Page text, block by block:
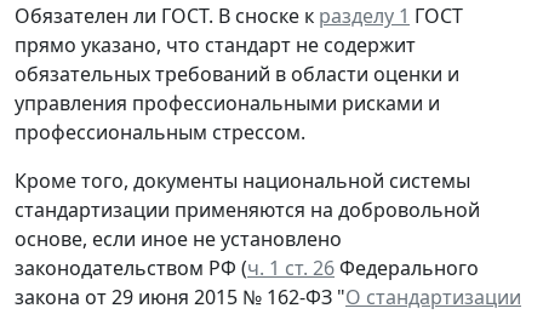
Обязателен ли ГОСТ. В сноске к разделу 1 ГОСТ
прямо указано, что стандарт не содержит
обязательных требований в области оценки и
управления профессиональными рисками и
профессиональным стрессом.
Кроме того, документы национальной системы
стандартизации применяются на добровольной
основе, если иное не установлено
законодательством РФ (ч. 1 ст. 26Федерального
закона от 29 июня 2015 № 162-ФЗ "О стандартизации